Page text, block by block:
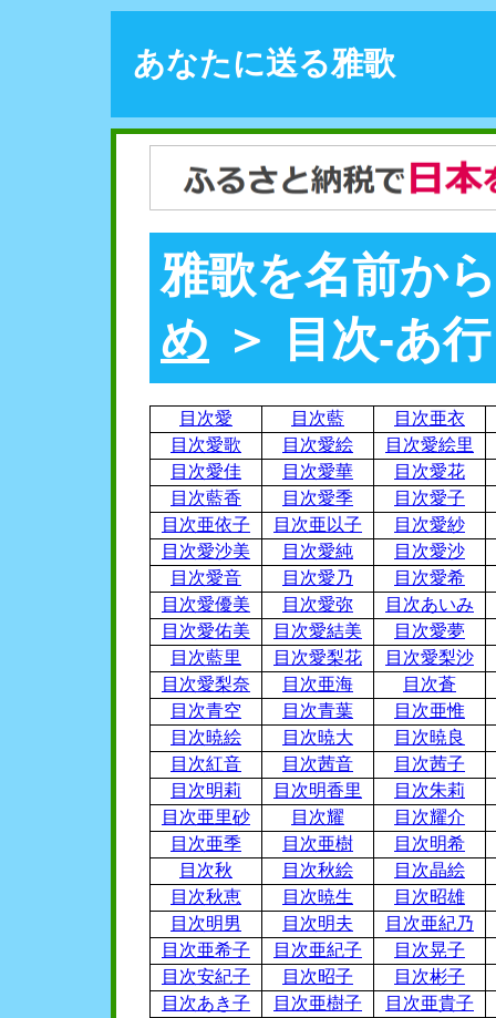
あなたに送る雅歌
雅歌を名前か
め ＞ 目次-あ
目次愛 目次藍
目次亜衣
目次愛歌
目次愛絵
目次愛絵里
目次愛佳
目次愛華
目次愛花
目次藍香
目次愛季
目次愛子
目次亜依子
目次亜以子
目次愛紗
目次愛沙美
目次愛純
目次愛沙
目次愛音
目次愛乃
目次愛希
目次愛優美
目次愛弥
目次あいみ
目次愛佑美
目次愛結美
目次愛夢
目次藍里
目次愛梨花
目次愛梨沙
目次愛梨奈
目次亜海
目次蒼
目次青空
目次青葉
目次亜惟
目次暁絵
目次暁大
目次暁良
目次紅音
目次茜音
目次茜子
目次明莉
目次明香里
目次朱莉
目次亜里砂
目次耀
目次耀介
目次亜季
目次亜樹
目次明希
目次秋
目次秋絵
目次晶絵
目次秋恵
目次暁生
目次昭雄
目次明男
目次明夫
目次亜紀乃
目次亜希子
目次亜紀子
目次晃子
目次安紀子
目次昭子
目次彬子
目次あき子
目次亜樹子
目次亜貴子